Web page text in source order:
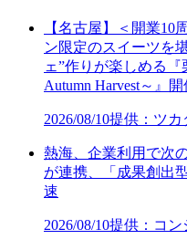
【名古屋】＜開業10
ン限定のスイーツを
ェ”作りが楽しめる
Autumn Harvest～』
2026/08/10提供：ツカ
熱海、企業利用で次
が連携、「成果創出
速
2026/08/10提供：コン